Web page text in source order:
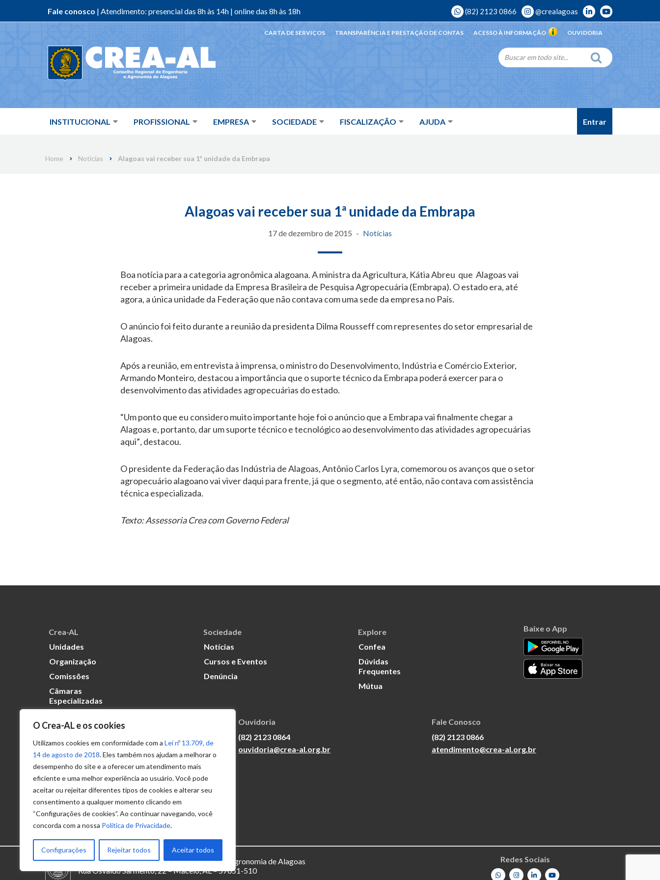
O Crea-AL e os cookies
Utilizamos cookies em conformidade com a Lei nº 13.709, de
14 de agosto de 2018. Eles também nos ajudam a melhorar o
desempenho do site e a oferecer um atendimento mais
eficiente e uma melhor experiência ao usuário. Você pode
aceitar ou rejeitar diferentes tipos de cookies e alterar seu
consentimento a qualquer momento clicando em
“Configurações de cookies”. Ao continuar navegando, você
concorda com a nossa Política de Privacidade.
Configurações Rejeitar todos Aceitar todos
Fale conosco | Atendimento: presencial das 8h às 14h | online das 8h às 18h (82) 2123 0866 @crealagoas
INSTITUCIONAL PROFISSIONAL EMPRESA SOCIEDADE FISCALIZAÇÃO AJUDA
OUVIDORIA
ACESSO À INFORMAÇÃO
TRANSPARÊNCIA E PRESTAÇÃO DE CONTAS
CARTA DE SERVIÇOS
Entrar
Home Notícias Alagoas vai receber sua 1ª unidade da Embrapa
Alagoas vai receber sua 1ª unidade da Embrapa
17 de dezembro de 2015 Notícias
Boa notícia para a categoria agronômica alagoana. A ministra da Agricultura, Kátia Abreu que Alagoas vai
receber a primeira unidade da Empresa Brasileira de Pesquisa Agropecuária (Embrapa). O estado era, até
agora, a única unidade da Federação que não contava com uma sede da empresa no País.
O anúncio foi feito durante a reunião da presidenta Dilma Rousseff com representes do setor empresarial de
Alagoas.
Após a reunião, em entrevista à imprensa, o ministro do Desenvolvimento, Indústria e Comércio Exterior,
Armando Monteiro, destacou a importância que o suporte técnico da Embrapa poderá exercer para o
desenvolvimento das atividades agropecuárias do estado.
“Um ponto que eu considero muito importante hoje foi o anúncio que a Embrapa vai finalmente chegar a
Alagoas e, portanto, dar um suporte técnico e tecnológico ao desenvolvimento das atividades agropecuárias
aqui”,destacou.
O presidente da Federação das Indústria de Alagoas, Antônio Carlos Lyra, comemorou os avanços que o setor
agropecuário alagoano vai viver daqui para frente, já que o segmento, até então, não contava com assistência
técnica especializada.
Texto: Assessoria Crea com Governo Federal
Crea-AL
Unidades
Organização
Comissões
Câmaras
Especializadas
Sociedade
Notícias
Cursos e Eventos
Denúncia
Explore
Confea
Dúvidas
Frequentes
Mútua
Baixe o App
Transparência
Portal
Acesso à
Informação
Política de
Privacidade de
Dados
Ouvidoria
(82) 2123 0864
ouvidoria@crea-al.org.br
Fale Conosco
(82) 2123 0866
atendimento@crea-al.org.br
© 2025 – Conselho Regional de Engenharia e Agronomia de Alagoas
Rua Osvaldo Sarmento, 22 – Maceió, AL – 57051-510
Redes Sociais